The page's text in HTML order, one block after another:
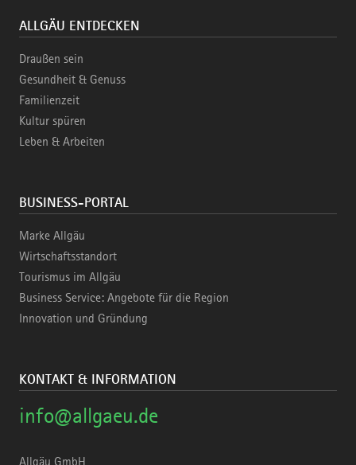
ALLGÄU ENTDECKEN
Draußen sein
Gesundheit & Genuss
Familienzeit
Kultur spüren
Leben & Arbeiten
BUSINESS-PORTAL
Marke Allgäu
Wirtschaftsstandort
Tourismus im Allgäu
Business Service: Angebote für die Region
Innovation und Gründung
KONTAKT & INFORMATION
info@allgaeu.de
Allgäu GmbH